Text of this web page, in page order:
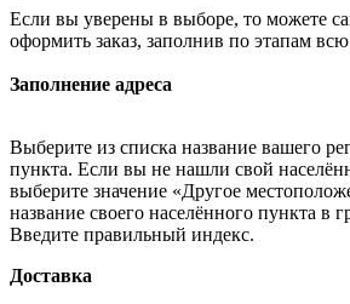
Если вы уверены в выборе, то можете
оформить заказ, заполнив по этапам
Заполнение адреса
Выберите из списка название вашего
пункта. Если вы не нашли свой
выберите значение «Другое
название своего населённого пункта в
Введите правильный индекс.
Доставка